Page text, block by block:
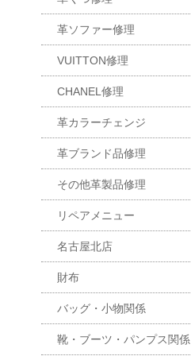
革ソファー修理
VUITTON修理
CHANEL修理
革カラーチェンジ
革ブランド品修理
その他革製品修理
リペアメニュー
名古屋北店
財布
バッグ・小物関係
靴・ブーツ・パンプス関係